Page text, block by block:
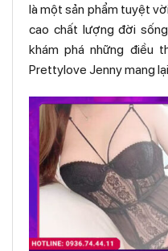
là một sản phẩm tuyệt
cao chất lượng đời
khám phá những điều
Prettylove Jenny mang